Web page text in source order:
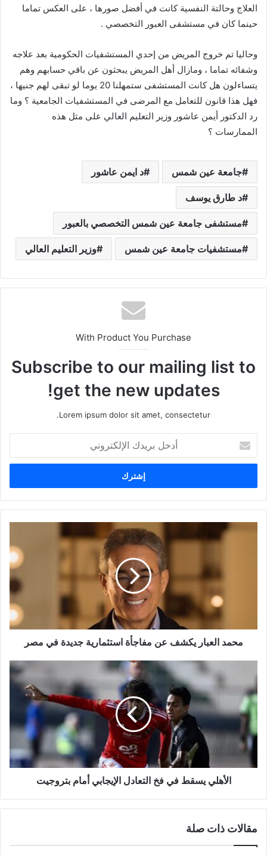
العلاج وحالتة النفسية كانت في أفضل صورها ، على العكس تماما
حينما كان في مستشفى العبور التخصصي .
وحاليا تم خروج المريض من إحدي المستشفيات الحكومية بعد علاجه
وشفائه تماما ، ومازال أهل المريض يبحثون عن باقي حسابهم وهم
يتساءلون هل كانت المستشفى ستمهلنا 20 يوما لو تبقى لهم جنيها ،
فهل هذا قانون للتعامل مع المرضى في المستشفيات الجامعية ؟ وما
رد الدكتور أيمن عاشور وزير التعليم العالي على مثل هذه
الممارسات ؟
جامعة عين شمس د ايمن عاشور
د طارق يوسف
مستشفى جامعة عين شمس التخصصي بالعبور
مستشفيات جامعة عين شمس وزير التعليم العالي
With Product You Purchase
Subscribe to our mailing list to
get the new updates!
Lorem ipsum dolor sit amet, consectetur.
خ
ب
ر
ر
محمد العبار يكشف عن مفاجأة استثمارية جديدة في مصر
الأهلي يسقط في فخ التعادل الإيجابي أمام بتروجيت
مقالات ذات صلة